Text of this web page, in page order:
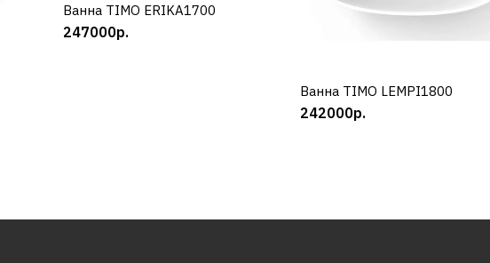
КУПИТЬ
Ванна TIMO ERIKA1700
247000р.
КУПИТЬ
Ванна TIMO LEMPI1800
242000р.